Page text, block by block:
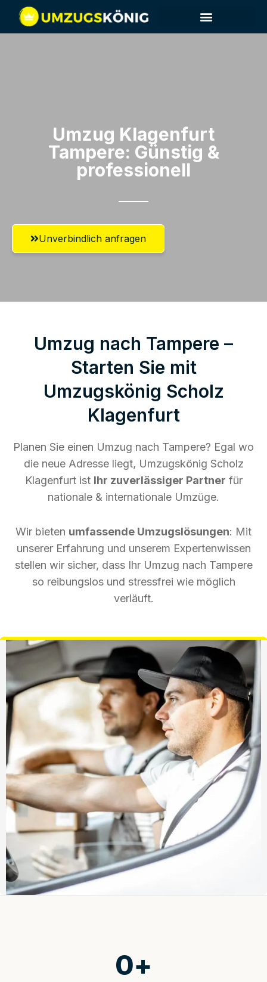
Umzug Klagenfurt​
Tampere: Günstig &
professionell​
Unverbindlich anfragen
Umzug nach Tampere –
Starten Sie mit
Umzugskönig Scholz
Klagenfurt
Planen Sie einen Umzug nach Tampere? Egal wo
die neue Adresse liegt, Umzugskönig Scholz
Klagenfurt ist Ihr zuverlässiger Partner für
nationale & internationale Umzüge.
Wir bieten umfassende Umzugslösungen: Mit
unserer Erfahrung und unserem Expertenwissen
stellen wir sicher, dass Ihr Umzug nach Tampere
so reibungslos und stressfrei wie möglich
verläuft.
0+